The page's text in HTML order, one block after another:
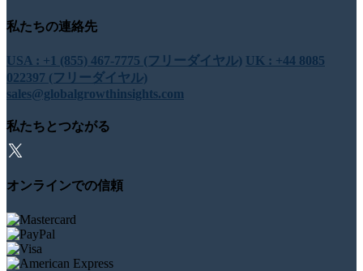
私たちの連絡先
USA : +1 (855) 467-7775 (フリーダイヤル) UK : +44 8085
022397 (フリーダイヤル)
sales@globalgrowthinsights.com
私たちとつながる
オンラインでの信頼